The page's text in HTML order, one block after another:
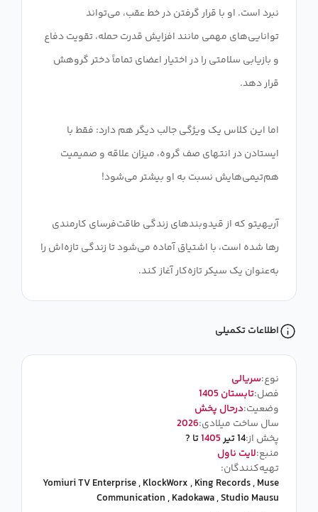
نبرد است. او با قرار گرفتن در خط عقب، می‌تواند
توانایی‌های مهمی مانند افزایش قدرت حمله، تقویت دفاع
و بازیابی سلامتی را در اختیار اعضای تماماً دختر گروهش
اما این کلاس یک ویژگی جالب دیگر هم دارد: فقط با
ایستادن در انتهای صف گروه، میزان علاقه و صمیمیت
آریهیتو که از قیدوبندهای زندگی طاقت‌فرسای کارمندی
رها شده است، با اشتیاق آماده می‌شود تا زندگی تازه‌اش را
به‌عنوان یک سیکر تازه‌کار آغاز کند.
اطلاعات تکمیلی
نوع:سریالی
فصل:تابستان 1405
وضعیت:درحال پخش
سال ساخت میلادی:2026
پخش از:14 تیر 1405تا ?
منبع:لایت ناول
تهیه‌کنندگان:
Yomiuri TV Enterprise,KlockWorx,King Records,Muse
Communication,Kadokawa,Studio Mausu